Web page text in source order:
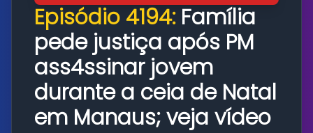
Episódio 4194: Família
pede justiça após PM
ass4ssinar jovem
durante a ceia de Natal
em Manaus; veja vídeo